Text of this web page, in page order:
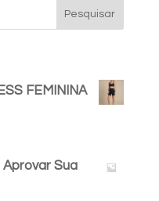
FEMININA
Sua